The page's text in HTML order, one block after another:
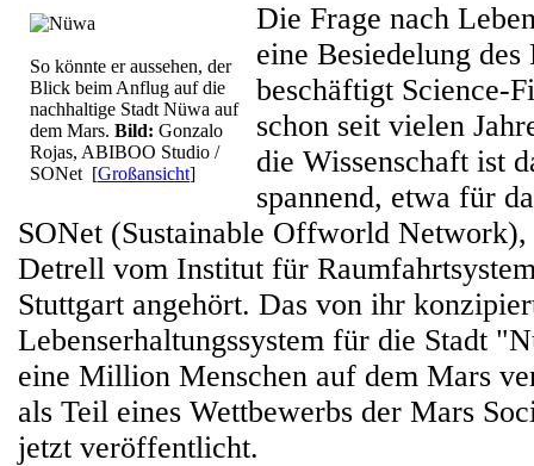
So könnte er aussehen, der
Blick beim Anflug auf die
nachhaltige Stadt Nüwa auf
dem Mars. Bild: Gonzalo
Rojas, ABIBOO Studio /
SONet [Großansicht]
Die Frage nach
eine Besiedelung des
beschäftigt Science-
schon seit vielen
die Wissenschaft ist
spannend, etwa für
SONet (Sustainable Offworld
Detrell vom Institut für
Stuttgart angehört. Das von ihr
Lebenserhaltungssystem für die Stadt
eine Million Menschen auf dem Mars
als Teil eines Wettbewerbs der Mars
jetzt veröffentlicht.